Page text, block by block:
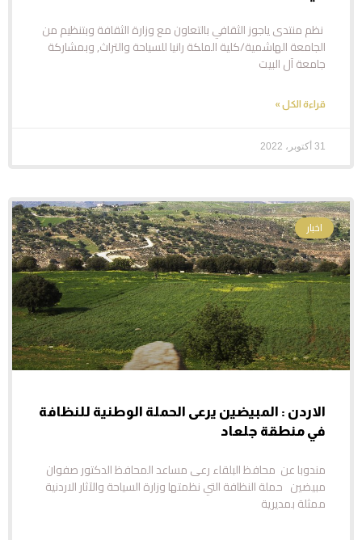
نظم منتدى ياجوز الثقافي بالتعاون مع وزارة الثقافة وبتنظيم من
الجامعة الهاشمية/كلية الملكة رانيا للسياحة والتراث, وبمشاركة
جامعة آل البيت
قراءة الكل »
31 أكتوبر، 2022
اخبار
الاردن : المبيضين يرعى الحملة الوطنية للنظافة
في منطقة جلعاد
مندوبا عن محافظ البلقاء رعى مساعد المحافظ الدكتور صفوان
مبيضين حملة النظافة التي نظمتها وزارة السياحة والآثار الاردنية
ممثلة بمديرية